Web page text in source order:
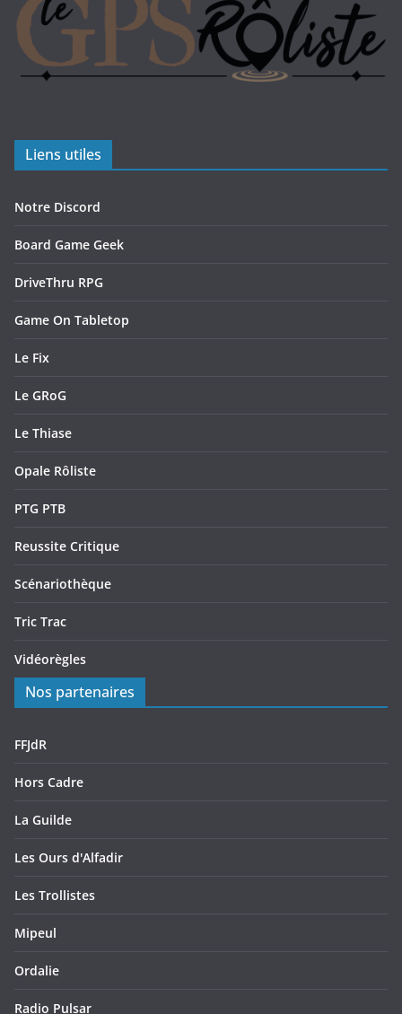
Liens utiles
Notre Discord
Board Game Geek
DriveThru RPG
Game On Tabletop
Le Fix
Le GRoG
Le Thiase
Opale Rôliste
PTG PTB
Reussite Critique
Scénariothèque
Tric Trac
Vidéorègles
Nos partenaires
FFJdR
Hors Cadre
La Guilde
Les Ours d'Alfadir
Les Trollistes
Mipeul
Ordalie
Radio Pulsar